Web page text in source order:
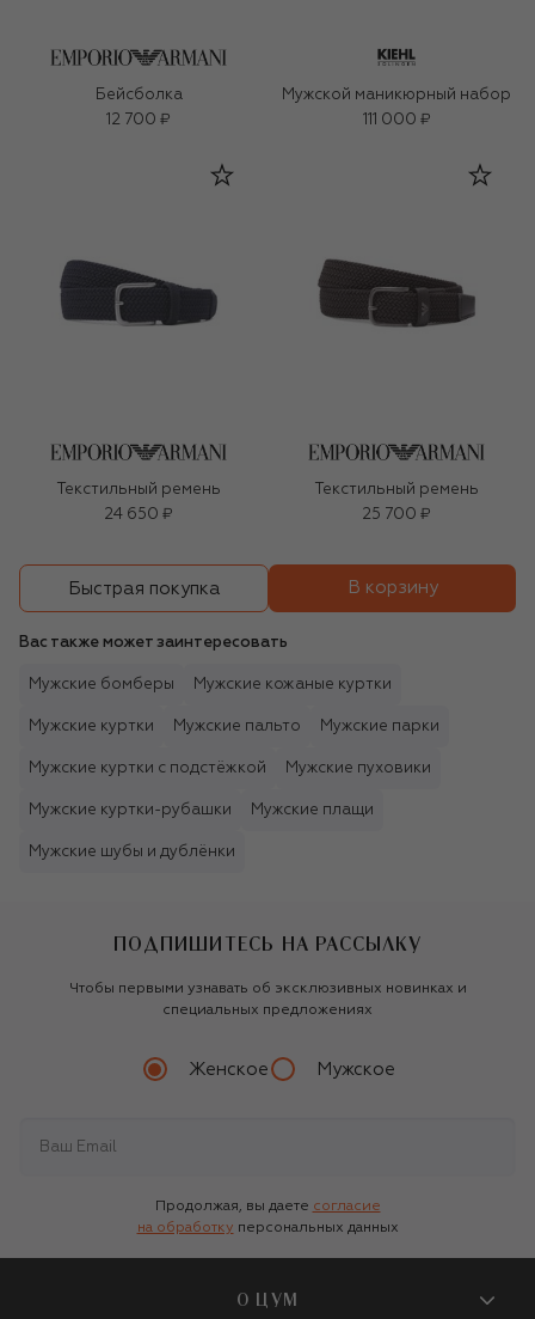
Бейсболка
12 700 ₽
Мужской маникюрный набор
111 000 ₽
Текстильный ремень
24 650 ₽
Текстильный ремень
25 700 ₽
Быстрая покупка В корзину
Вас также может заинтересовать
Мужские бомберы Мужские кожаные куртки
Мужские куртки Мужские пальто Мужские парки
Мужские куртки с подстёжкой Мужские пуховики
Мужские куртки-рубашки Мужские плащи
Мужские шубы и дублёнки
ПОДПИШИТЕСЬ НА РАССЫЛКУ
Чтобы первыми узнавать об эксклюзивных новинках и
специальных предложениях
Женское Мужское
Продолжая, вы даете согласие
на обработку персональных данных
О ЦУМ